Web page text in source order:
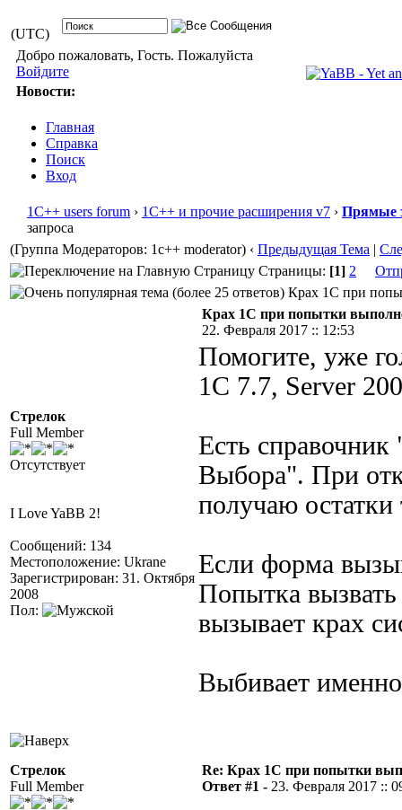
(UTC)
Добро пожаловать, Гость. Пожалуйста
Войдите
Новости:
Главная
Справка
Поиск
Вход
1С++ users forum › 1С++ и прочие расширения v7 › Прямые
запроса
(Группа Модераторов: 1c++ moderator) ‹ Предыдущая Тема |
Страницы: [1] 2
Крах 1С при
Стрелок
Full Member
Отсутствует
I Love YaBB 2!
Сообщений: 134
Местоположение: Ukrane
Зарегистрирован: 31. Октября
2008
Пол:
Крах 1С при попытки
22. Февраля 2017 :: 12:53
Помогите, уже
1С 7.7, Server
Есть
Выбора". При
получаю остатки
Если форма
Попытка
вызывает крах
Выбивает
Стрелок
Full Member
Re: Крах 1С при попытки
Ответ #1 - 23. Февраля 2017 ::